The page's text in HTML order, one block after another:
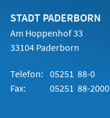
STADT PADERBORN
Am Hoppenhof 33
33104 Paderborn
Telefon: 05251 88-0
Fax:
05251 88-2000